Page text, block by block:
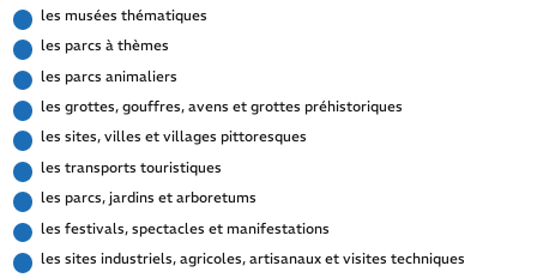
les musées thématiques
les parcs à thèmes
les parcs animaliers
les grottes, gouffres, avens et grottes préhistoriques
les sites, villes et villages pittoresques
les transports touristiques
les parcs, jardins et arboretums
les festivals, spectacles et manifestations
les sites industriels, agricoles, artisanaux et visites techniques